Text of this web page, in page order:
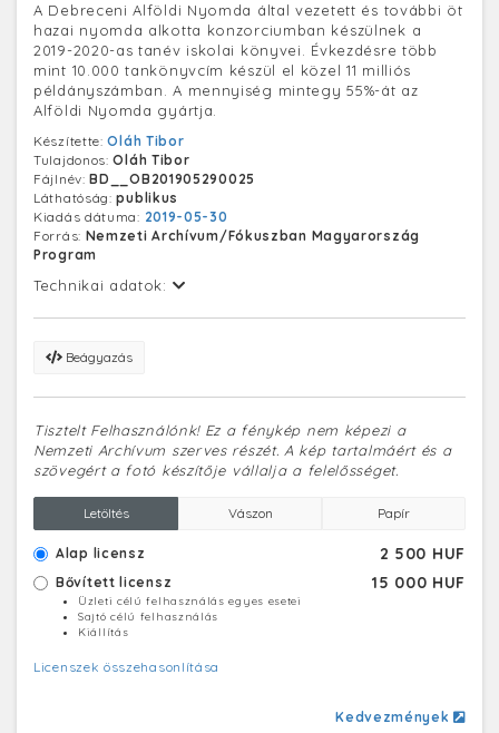
A Debreceni Alföldi Nyomda által vezetett és további öt
hazai nyomda alkotta konzorciumban készülnek a
2019-2020-as tanév iskolai könyvei. Évkezdésre több
mint 10.000 tankönyvcím készül el közel 11 milliós
példányszámban. A mennyiség mintegy 55%-át az
Alföldi Nyomda gyártja.
Készítette:Oláh Tibor
Tulajdonos:Oláh Tibor
Fájlnév:BD__OB201905290025
Láthatóság:publikus
Kiadás dátuma: 2019-05-30
Forrás: Nemzeti Archívum/Fókuszban Magyarország
Program
Technikai adatok:
Beágyazás
Tisztelt Felhasználónk! Ez a fénykép nem képezi a
Nemzeti Archívum szerves részét. A kép tartalmáért és a
szövegért a fotó készítője vállalja a felelősséget.
Letöltés Vászon Papír
Alap licensz 2 500 HUF
Bővített licensz 15 000 HUF
Üzleti célú felhasználás egyes esetei
Sajtó célú felhasználás
Kiállítás
Licenszek összehasonlítása
Kedvezmények